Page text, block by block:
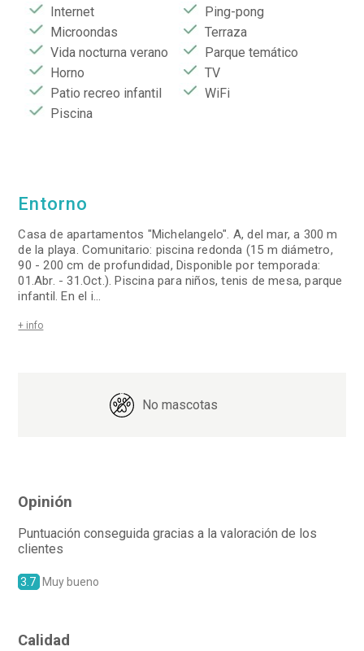
Internet
Microondas
Vida nocturna verano
Horno
Patio recreo infantil
Piscina
Ping-pong
Terraza
Parque temático
TV
WiFi
Entorno
Casa de apartamentos "Michelangelo". A, del mar, a 300 m
de la playa. Comunitario: piscina redonda (15 m diámetro,
90 - 200 cm de profundidad, Disponible por temporada:
01.Abr. - 31.Oct.). Piscina para niños, tenis de mesa, parque
infantil. En el i...
+ info
No mascotas
Opinión
Puntuación conseguida gracias a la valoración de los
clientes
3.7 Muy bueno
Calidad